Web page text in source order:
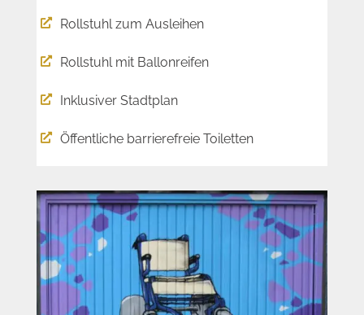
 Rollstuhl zum Ausleihen
 Rollstuhl mit Ballonreifen
 Inklusiver Stadtplan
 Öffentliche barrierefreie Toiletten